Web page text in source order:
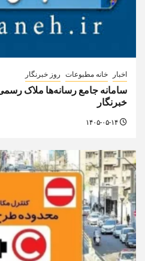
اخبار خانه مطبوعات روز خبرنگار
سامانه جامع رسانه‌ها ملاک
خبرنگار